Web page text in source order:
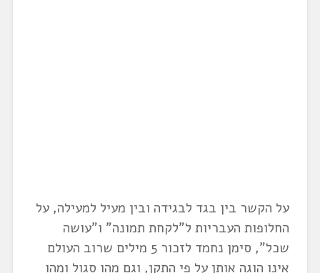
על הקשר בין בגד לבגידה ובין מעיל למעילה, על
החלופות העבריות ל"לקחת תמונה" ו"עושה
שכל", סימן נחמד לזכור 5 מילים שרוב העולם
אינו הוגה אותן על פי התקן, וגם מהו סָגול ומהו